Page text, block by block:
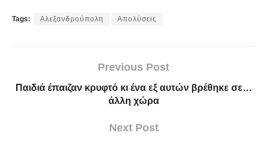
Tags: Αλεξανδρούπολη Απολύσεις
Previous Post
Παιδιά έπαιζαν κρυφτό κι ένα εξ αυτών βρέθηκε σε…
άλλη χώρα
Next Post